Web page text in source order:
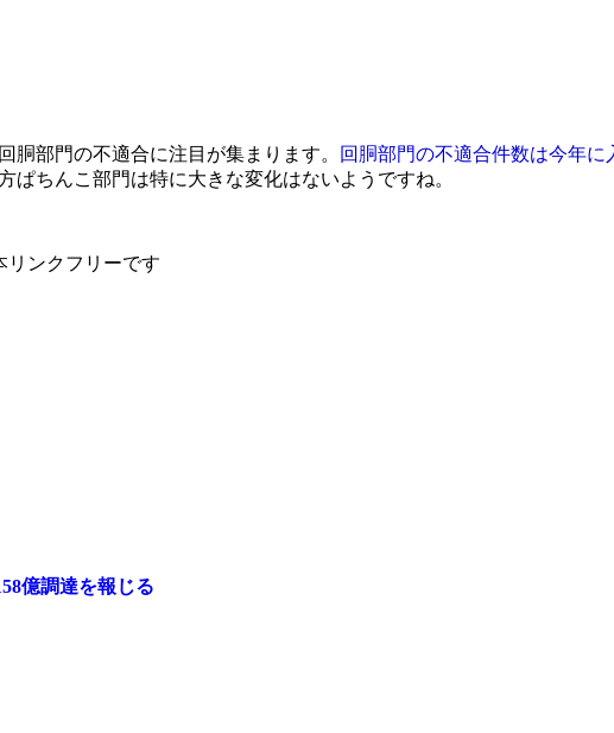
胴部門の不適合に注目が集まります。 回胴部門の不適合件数は今年に
ぱちんこ部門は特に大きな変化はないようですね。
リンクフリーです
億調達を報じる